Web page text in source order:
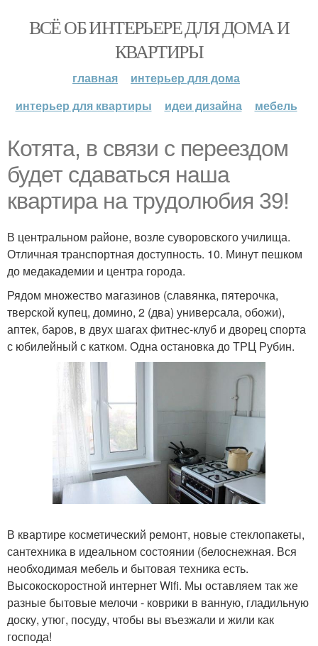
ВСЁ ОБ ИНТЕРЬЕРЕ ДЛЯ ДОМА И
КВАРТИРЫ
главная
интерьер для дома
интерьер для квартиры
идеи дизайна мебель
Котята, в связи с переездом
будет сдаваться наша
квартира на трудолюбия 39!
В центральном районе, возле суворовского училища.
Отличная транспортная доступность. 10. Минут пешком
до медакадемии и центра города.
Рядом множество магазинов (славянка, пятерочка,
тверской купец, домино, 2 (два) универсала, обожи),
аптек, баров, в двух шагах фитнес-клуб и дворец спорта
с юбилейный с катком. Одна остановка до ТРЦ Рубин.
В квартире косметический ремонт, новые стеклопакеты,
сантехника в идеальном состоянии (белоснежная. Вся
необходимая мебель и бытовая техника есть.
Высокоскоростной интернет Wifi. Мы оставляем так же
разные бытовые мелочи - коврики в ванную, гладильную
доску, утюг, посуду, чтобы вы въезжали и жили как
господа!